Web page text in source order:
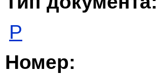
Р
Номер: